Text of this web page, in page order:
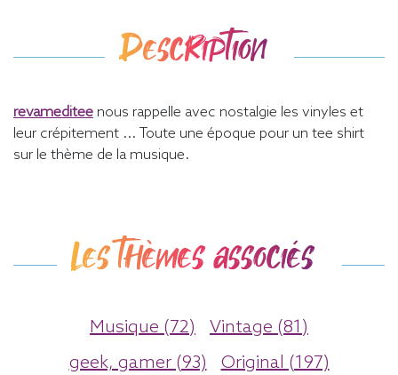
Description
revameditee nous rappelle avec nostalgie les vinyles et
leur crépitement ... Toute une époque pour un tee shirt
sur le thème de la musique.
Les thèmes associés
Musique (72)
Vintage (81)
geek, gamer (93)
Original (197)